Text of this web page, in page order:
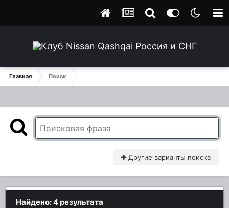
Главная Поиск
Другие варианты поиска
Найдено: 4 результата